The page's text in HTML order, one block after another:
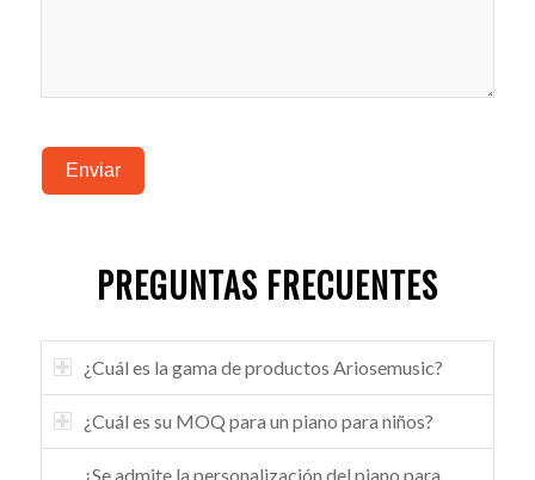
Enviar
PREGUNTAS FRECUENTES
¿Cuál es la gama de productos Ariosemusic?
¿Cuál es su MOQ para un piano para niños?
¿Se admite la personalización del piano para